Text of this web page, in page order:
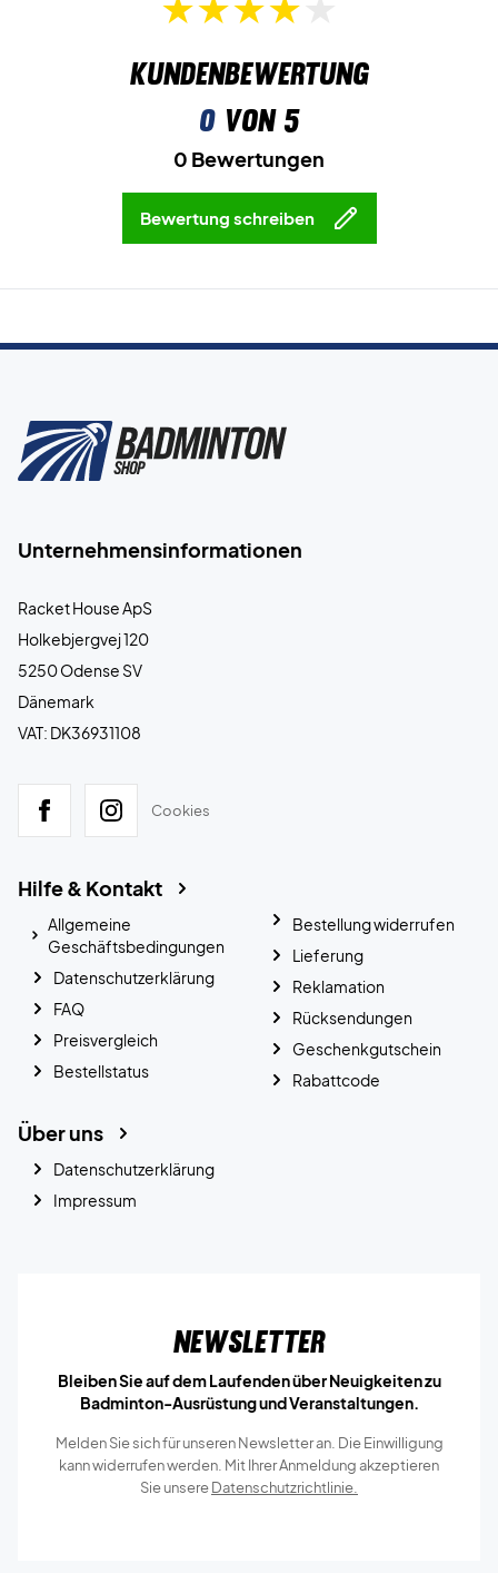
Kundenbewertung
0von 5
0 Bewertungen
Bewertung schreiben
Unternehmensinformationen
Racket House ApS
Holkebjergvej 120
5250 Odense SV
Dänemark
VAT: DK36931108
Cookies
Hilfe & Kontakt
Allgemeine
Geschäftsbedingungen
Datenschutzerklärung
FAQ
Preisvergleich
Bestellstatus
Bestellung widerrufen
Lieferung
Reklamation
Rücksendungen
Geschenkgutschein
Rabattcode
Über uns
Datenschutzerklärung
Impressum
Newsletter
Bleiben Sie auf dem Laufenden über Neuigkeiten zu
Badminton-Ausrüstung und Veranstaltungen.
Melden Sie sich für unseren Newsletter an. Die Einwilligung
kann widerrufen werden. Mit Ihrer Anmeldung akzeptieren
Sie unsereDatenschutzrichtlinie.